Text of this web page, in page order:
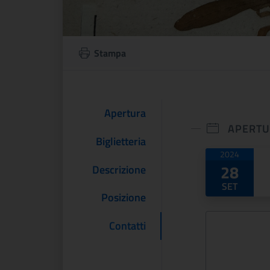
Stampa
Apertura
Biglietteria
Descrizione
Posizione
Contatti
Date di
2024
28
SET